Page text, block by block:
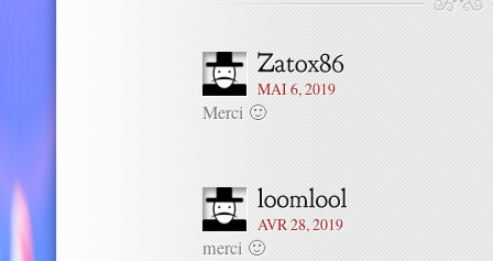
MAI 6, 2019
Merci 🙂
AVR 28, 2019
merci 🙂